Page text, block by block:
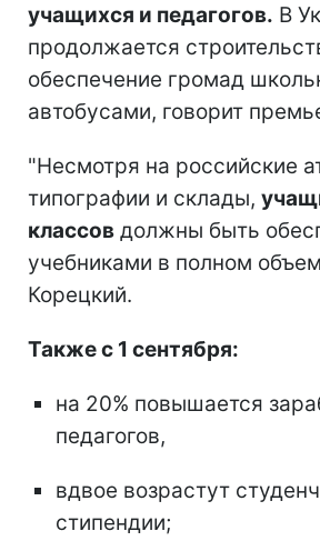
учащихся и педагогов. В
продолжается
обеспечение громад
автобусами, говорит
"Несмотря на российские
типографии и склады,
классов должны быть
учебниками в полном
Корецкий.
Также с 1 сентября:
на 20% повышается
педагогов,
вдвое возрастут
стипендии;